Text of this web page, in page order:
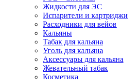
Жидкости для ЭС
Испарители и картриджи
Расходники для вейов
Кальяны
Табак для кальяна
Уголь для кальяна
Аксессуары для кальяна
Жевательный табак
Косметика